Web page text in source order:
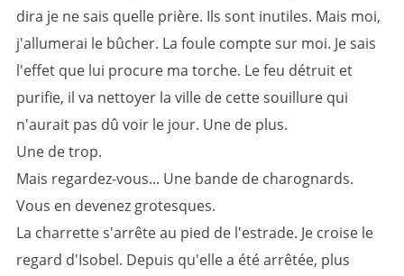
dira je ne sais quelle prière. Ils sont inutiles. Mais moi,
j'allumerai le bûcher. La foule compte sur moi. Je sais
l'effet que lui procure ma torche. Le feu détruit et
purifie, il va nettoyer la ville de cette souillure qui
n'aurait pas dû voir le jour. Une de plus.
Une de trop.
Mais regardez-vous... Une bande de charognards.
Vous en devenez grotesques.
La charrette s'arrête au pied de l'estrade. Je croise le
regard d'Isobel. Depuis qu'elle a été arrêtée, plus